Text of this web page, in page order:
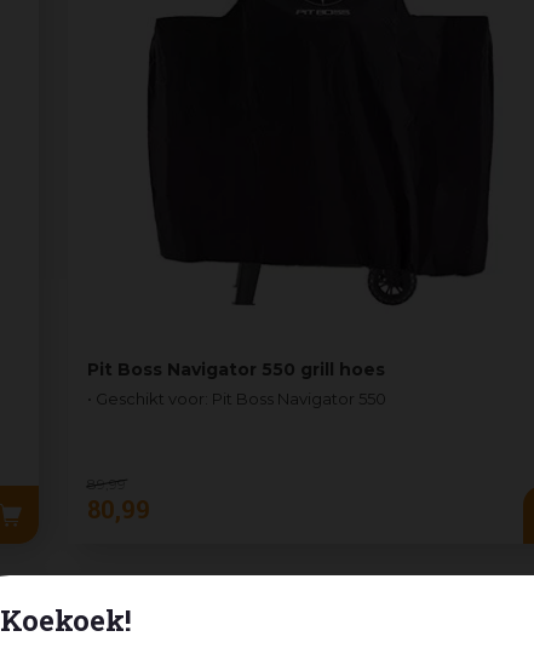
Koekoek!
Pit Boss Navigator 550 grill hoes
• Geschikt voor: Pit Boss Navigator 550
89 99
80,99